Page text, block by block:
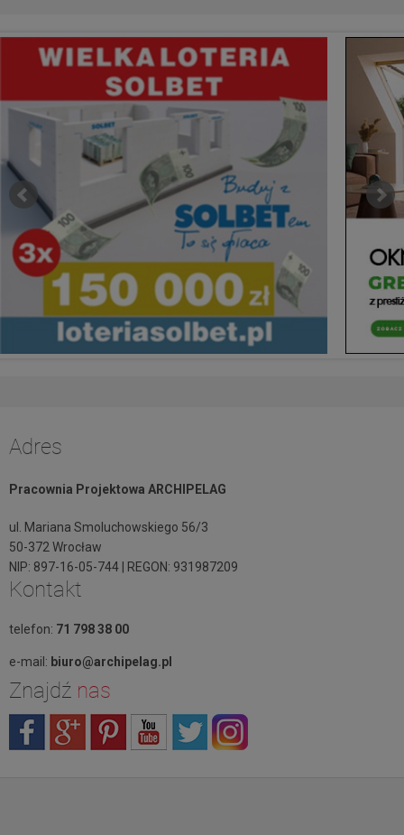
Adres
Pracownia Projektowa ARCHIPELAG
ul. Mariana Smoluchowskiego 56/3
50-372 Wrocław
NIP: 897-16-05-744 | REGON: 931987209
Kontakt
telefon: 71 798 38 00
e-mail: biuro@archipelag.pl
Znajdź nas